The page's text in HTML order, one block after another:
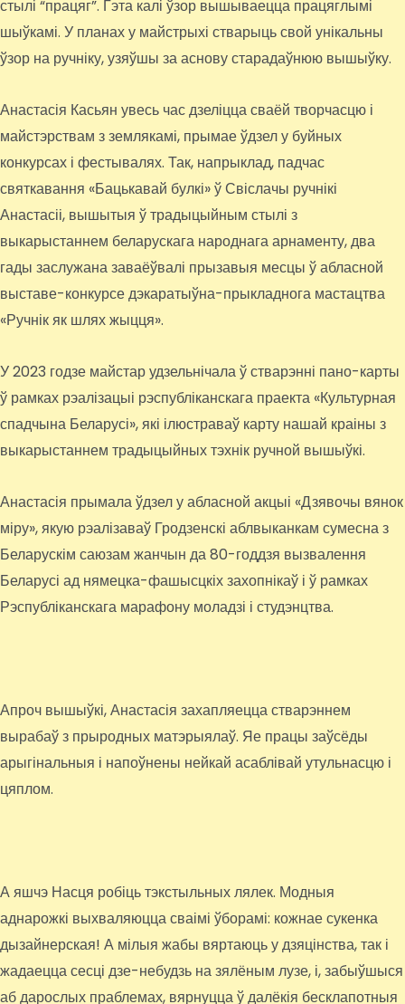
стылі “працяг”. Гэта калі ўзор вышываецца працяглымі
шыўкамі. У планах у майстрыхі стварыць свой унікальны
ўзор на ручніку, узяўшы за аснову старадаўнюю вышыўку.
Анастасія Касьян увесь час дзеліцца сваёй творчасцю і
майстэрствам з землякамі, прымае ўдзел у буйных
конкурсах і фестывалях. Так, напрыклад, падчас
святкавання «Бацькавай булкі» ў Свіслачы ручнікі
Анастасіі, вышытыя ў традыцыйным стылі з
выкарыстаннем беларускага народнага арнаменту, два
гады заслужана заваёўвалі прызавыя месцы ў абласной
выставе-конкурсе дэкаратыўна-прыкладнога мастацтва
«Ручнік як шлях жыцця».
У 2023 годзе майстар удзельнічала ў стварэнні пано-карты
ў рамках рэалізацыі рэспубліканскага праекта «Культурная
спадчына Беларусі», які ілюстраваў карту нашай краіны з
выкарыстаннем традыцыйных тэхнік ручной вышыўкі.
Анастасія прымала ўдзел у абласной акцыі «Дзявочы вянок
міру», якую рэалізаваў Гродзенскі аблвыканкам сумесна з
Беларускім саюзам жанчын да 80-годдзя вызвалення
Беларусі ад нямецка-фашысцкіх захопнікаў і ў рамках
Рэспубліканскага марафону моладзі і студэнцтва.
Апроч вышыўкі, Анастасія захапляецца стварэннем
вырабаў з прыродных матэрыялаў. Яе працы заўсёды
арыгінальныя і напоўнены нейкай асаблівай утульнасцю і
цяплом.
А яшчэ Насця робіць тэкстыльных лялек. Модныя
аднарожкі выхваляюцца сваімі ўборамі: кожнае сукенка
дызайнерская! А мілыя жабы вяртаюць у дзяцінства, так і
жадаецца сесці дзе-небудзь на зялёным лузе, і, забыўшыся
аб дарослых праблемах, вярнуцца ў далёкія бесклапотныя